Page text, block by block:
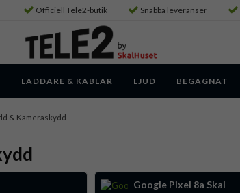
Officiell Tele2-butik Snabba leveranser
LADDARE & KABLAR LJUD BEGAGNAT
& Kameraskydd
Google Pixel 8a Skal